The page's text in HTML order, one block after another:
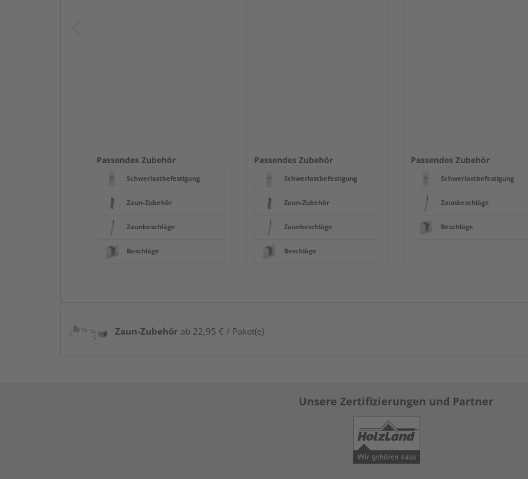
Passendes Zubehör
Schwerlastbefestigung
Zaun-Zubehör
Zaunbeschläge
Beschläge
Passendes Zubehör
Schwerlastbefestigung
Zaun-Zubehör
Zaunbeschläge
Beschläge
Passendes Zubehör
Schwerlastbefestigung
Zaunbeschläge
Beschläge
Zaun-Zubehör ab 22,95 € / Paket(e)
Unsere Zertifizierungen und Partner